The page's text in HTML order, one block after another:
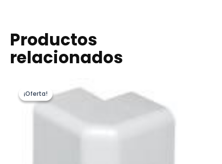
Productos
relacionados
¡Oferta!
¡Oferta!